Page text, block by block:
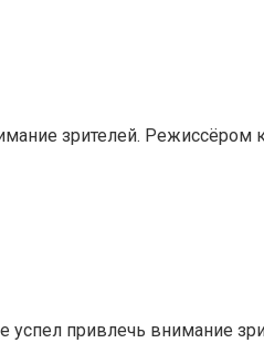
зрителей.
привлечь внимание